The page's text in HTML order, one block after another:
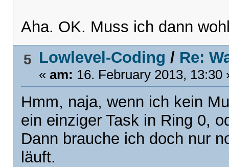
Aha. OK. Muss ich dann
5 Lowlevel-Coding / Re:
«am: 16. February 2013, 13:30
Hmm, naja, wenn ich kein
ein einziger Task in Ring 0,
Dann brauche ich doch nur
läuft.